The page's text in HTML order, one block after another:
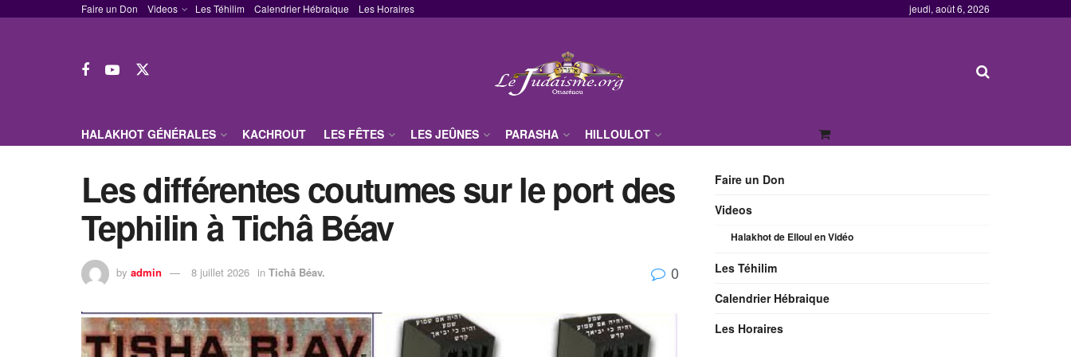
Faire un Don Videos Les Téhilim Calendrier Hébraique Les Horaires jeudi, août 6, 2026
HALAKHOT GÉNÉRALES KACHROUT LES FÊTES LES JEÛNES PARASHA HILLOULOT
Les différentes coutumes sur le port des
Tephilin à Tichâ Béav
by admin 8 juillet 2026 in Tichâ Béav. 0
Faire un Don
Videos
Halakhot de Elloul en Vidéo
Les Téhilim
Calendrier Hébraique
Les Horaires